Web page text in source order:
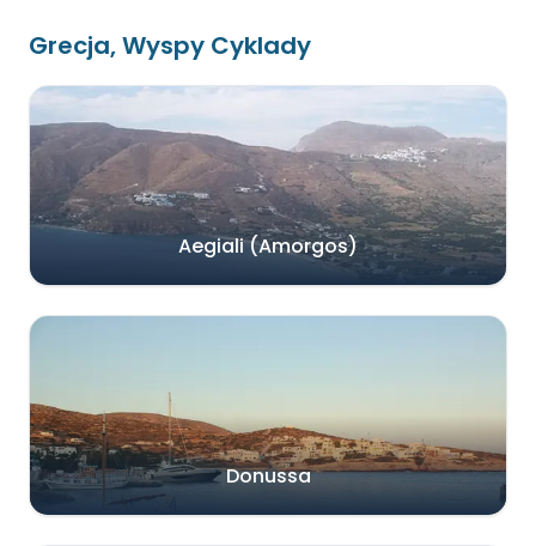
Grecja, Wyspy Cyklady
Aegiali (Amorgos)
Donussa